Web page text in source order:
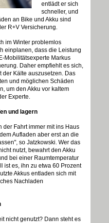
entlädt er sich
schneller, und
an Bike und Akku sind
R+V Versicherung.
im Winter problemlos
einplanen, dass die Leistung
Mobilitätsexperte Markus
Daher empfiehlt es sich,
der Kälte auszusetzen. Das
und möglichen Schäden
um den Akku vor kaltem
Experte.
und lagern
der Fahrt immer mit ins Haus
Aufladen aber erst an die
so Jatzkowski. Wer das
nutzt, bewahrt den Akku
bei einer Raumtemperatur
ist es, ihn zu etwa 60 Prozent
Akkus entladen sich mit
Nachladen
nicht genutzt? Dann steht es